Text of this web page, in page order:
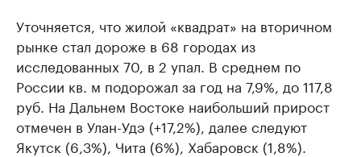
Уточняется, что жилой «квадрат» на вторичном
рынке стал дороже в 68 городах из
исследованных 70, в 2 упал. В среднем по
России кв. м подорожал за год на 7,9%, до 117,8
руб. На Дальнем Востоке наибольший прирост
отмечен в Улан-Удэ (+17,2%), далее следуют
Якутск (6,3%), Чита (6%), Хабаровск (1,8%).